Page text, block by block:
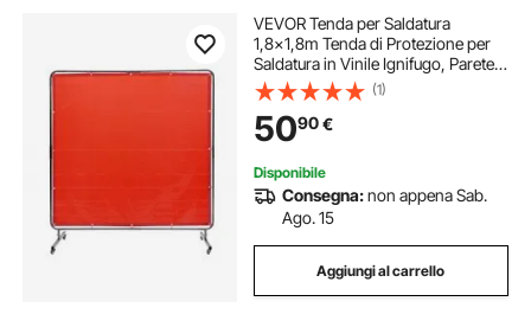
VEVOR Tenda per Saldatura
1,8x1,8m Tenda di Protezione per
Saldatura in Vinile Ignifugo, Parete
di Protezione per Saldatura con 4
Ruote Girevoli Coperta per
Saldatura con Protezione UV
Colore Rosso
(1)
5090€
Disponibile
Consegna:non appena Sab.
Ago. 15
Aggiungi al carrello